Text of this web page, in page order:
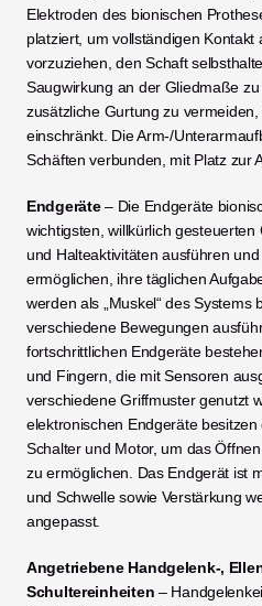
Elektroden des bionischen
platziert, um vollständigen Kontakt
vorzuziehen, den Schaft
Saugwirkung an der Gliedmaße
zusätzliche Gurtung zu
einschränkt. Die Arm-/
Schäften verbunden, mit Platz zur
Endgeräte – Die Endgeräte
wichtigsten, willkürlich
und Halteaktivitäten ausführen
ermöglichen, ihre täglichen
werden als „Muskel“ des Systems
verschiedene Bewegungen
fortschrittlichen Endgeräte
und Fingern, die mit Sensoren
verschiedene Griffmuster genutzt
elektronischen Endgeräte
Schalter und Motor, um das
zu ermöglichen. Das Endgerät ist
und Schwelle sowie Verstärkung
angepasst.
Angetriebene Handgelenk-,
Schultereinheiten –